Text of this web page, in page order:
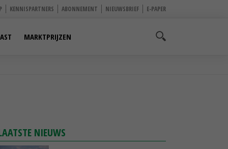
KENNISPARTNERS ABONNEMENT NIEUWSBRIEF E-PAPER
MARKTPRIJZEN
NIEUWS